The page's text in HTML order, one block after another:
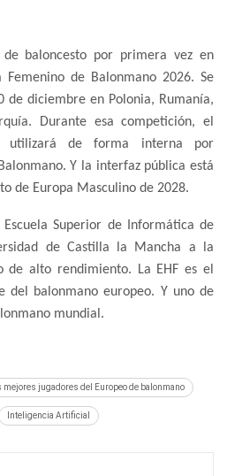
baloncesto por primera vez en
de Balonmano 2026. Se
diciembre en Polonia, Rumanía,
Durante esa competición, el
utilizará de forma interna por
Y la interfaz pública está
de Europa Masculino de 2028.
Superior de Informática de
de Castilla la Mancha a la
de alto rendimiento. La EHF es el
del balonmano europeo. Y uno de
mundial.
jugadores del Europeo de balonmano
Inteligencia Artificial